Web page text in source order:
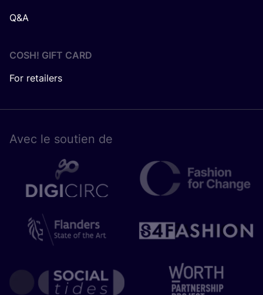
Q&A
COSH! GIFT CARD
For retailers
Avec le sou­tien de